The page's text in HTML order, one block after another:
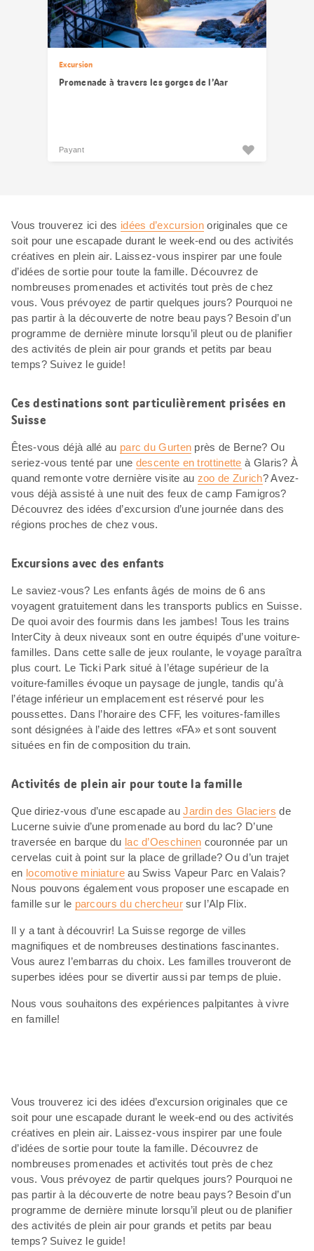
Excursion
Promenade à travers les gorges de l’Aar
Payant
Vous trouverez ici des idées d’excursion originales que ce
soit pour une escapade durant le week-end ou des activités
créatives en plein air. Laissez-vous inspirer par une foule
d’idées de sortie pour toute la famille. Découvrez de
nombreuses promenades et activités tout près de chez
vous. Vous prévoyez de partir quelques jours? Pourquoi ne
pas partir à la découverte de notre beau pays? Besoin d’un
programme de dernière minute lorsqu’il pleut ou de planifier
des activités de plein air pour grands et petits par beau
temps? Suivez le guide!
Ces destinations sont particulièrement prisées en
Suisse
Êtes-vous déjà allé au parc du Gurten près de Berne? Ou
seriez-vous tenté par une descente en trottinette à Glaris? À
quand remonte votre dernière visite au zoo de Zurich? Avez-
vous déjà assisté à une nuit des feux de camp Famigros?
Découvrez des idées d’excursion d’une journée dans des
régions proches de chez vous.
Excursions avec des enfants
Le saviez-vous? Les enfants âgés de moins de 6 ans
voyagent gratuitement dans les transports publics en Suisse.
De quoi avoir des fourmis dans les jambes! Tous les trains
InterCity à deux niveaux sont en outre équipés d’une voiture-
familles. Dans cette salle de jeux roulante, le voyage paraîtra
plus court. Le Ticki Park situé à l’étage supérieur de la
voiture-familles évoque un paysage de jungle, tandis qu’à
l’étage inférieur un emplacement est réservé pour les
poussettes. Dans l’horaire des CFF, les voitures-familles
sont désignées à l’aide des lettres «FA» et sont souvent
situées en fin de composition du train.
Activités de plein air pour toute la famille
Que diriez-vous d’une escapade auJardin des Glaciers de
Lucerne suivie d’une promenade au bord du lac? D’une
traversée en barque du lac d’Oeschinen couronnée par un
cervelas cuit à point sur la place de grillade? Ou d’un trajet
en locomotive miniatureau Swiss Vapeur Parc en Valais?
Nous pouvons également vous proposer une escapade en
famille sur le parcours du chercheursur l’Alp Flix.
Il y a tant à découvrir! La Suisse regorge de villes
magnifiques et de nombreuses destinations fascinantes.
Vous aurez l’embarras du choix. Les familles trouveront de
superbes idées pour se divertir aussi par temps de pluie.
Nous vous souhaitons des expériences palpitantes à vivre
en famille!
Vous trouverez ici des idées d’excursion originales que ce
soit pour une escapade durant le week-end ou des activités
créatives en plein air. Laissez-vous inspirer par une foule
d’idées de sortie pour toute la famille. Découvrez de
nombreuses promenades et activités tout près de chez
vous. Vous prévoyez de partir quelques jours? Pourquoi ne
pas partir à la découverte de notre beau pays? Besoin d’un
programme de dernière minute lorsqu’il pleut ou de planifier
des activités de plein air pour grands et petits par beau
temps? Suivez le guide!